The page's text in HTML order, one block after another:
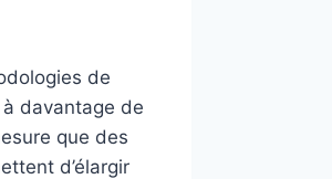
de
davantage de
que des
d’élargir